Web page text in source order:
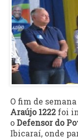
O fim de
Araújo 1222 foi
oDefensor do
Ibicaraí, onde